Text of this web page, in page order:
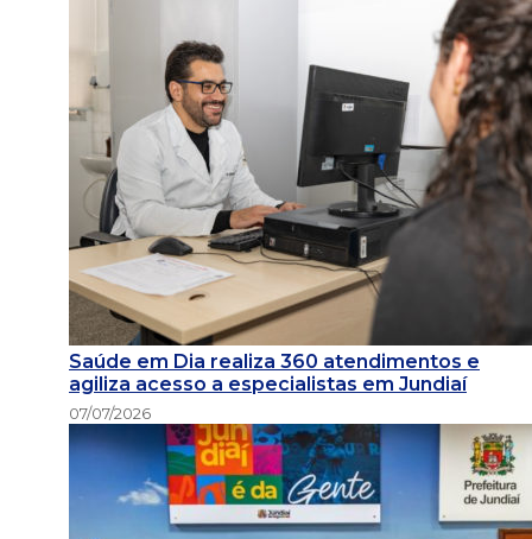
Saúde em Dia realiza 360 atendimentos e
agiliza acesso a especialistas em Jundiaí
07/07/2026